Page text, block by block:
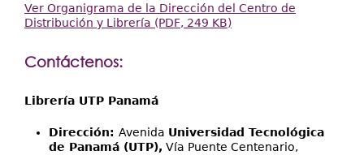
Ver Organigrama de la Dirección del Centro de
Distribución y Librería (PDF, 249 KB)
Contáctenos:
Librería UTP Panamá
Dirección: Avenida Universidad Tecnológica
de Panamá (UTP), Vía Puente Centenario,